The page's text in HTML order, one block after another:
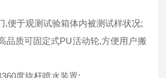
,便于观测试验箱体内被测试样状况;
品质可固定式PU活动轮,方便用户搬
度旋杆喷水装置;